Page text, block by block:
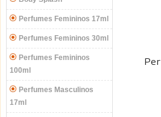
Perfumes Femininos 17ml
Perfumes Femininos 30ml
Perfumes Femininos
100ml
Perfumes Masculinos
17ml